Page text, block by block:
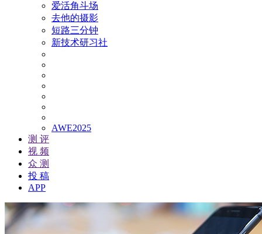
爱活角斗场
去他的摄影
短路三分钟
新技术研习社
AWE2025
测 评
视 频
众 测
投 稿
APP